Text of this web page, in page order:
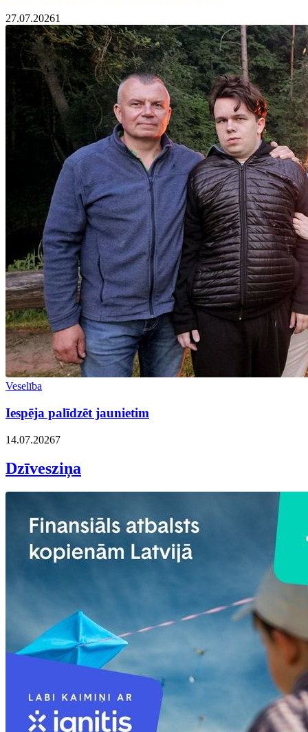
27.07.20261
Veselība
Iespēja palīdzēt jaunietim
14.07.20267
Dzīvesziņa